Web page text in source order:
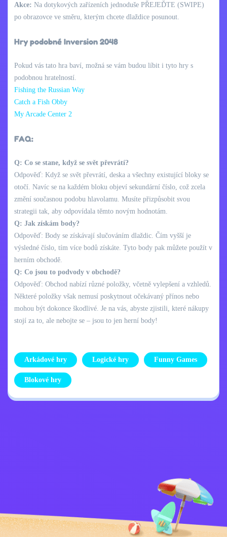
Akce: Na dotykových zařízeních jednoduše PŘEJEĎTE (SWIPE)
po obrazovce ve směru, kterým chcete dlaždice posunout.
Hry podobné Inversion 2048
Pokud vás tato hra baví, možná se vám budou líbit i tyto hry s
podobnou hratelností.
Fishing the Russian Way
Catch a Fish Obby
My Arcade Center 2
FAQ:
Q: Co se stane, když se svět převrátí?
Odpověď: Když se svět převrátí, deska a všechny existující bloky se
otočí. Navíc se na každém bloku objeví sekundární číslo, což zcela
změní současnou podobu hlavolamu. Musíte přizpůsobit svou
strategii tak, aby odpovídala těmto novým hodnotám.
Q: Jak získám body?
Odpověď: Body se získávají slučováním dlaždic. Čím vyšší je
výsledné číslo, tím více bodů získáte. Tyto body pak můžete použít v
herním obchodě.
Q: Co jsou to podvody v obchodě?
Odpověď: Obchod nabízí různé položky, včetně vylepšení a vzhledů.
Některé položky však nemusí poskytnout očekávaný přínos nebo
mohou být dokonce škodlivé. Je na vás, abyste zjistili, které nákupy
stojí za to, ale nebojte se – jsou to jen herní body!
Arkádové hry Logické hry Funny Games
Blokové hry